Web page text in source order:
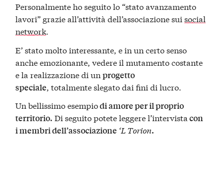
Personalmente ho seguito lo “stato avanzamento
lavori” grazie all’attività dell’associazione suisocial
network.
E’ stato molto interessante, e in un certo senso
anche emozionante, vedere il mutamento costante
e la realizzazione di unprogetto
speciale, totalmente slegato dai fini di lucro.
Un bellissimo esempiodi amore per il proprio
territorio. Di seguito potete leggere l’intervista con
i membri dell’associazione ‘L Torion.